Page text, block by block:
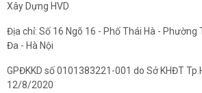
Xây Dựng HVD
Địa chỉ: Số 16 Ngõ 16 - Phố Thái Hà - Phường
Đa - Hà Nội
GPĐKKD số 0101383221-001 do Sở KHĐT
12/8/2020